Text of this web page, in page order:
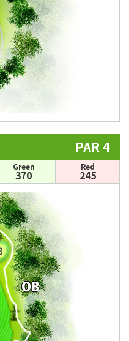
PAR 4
Green
370
Red
245